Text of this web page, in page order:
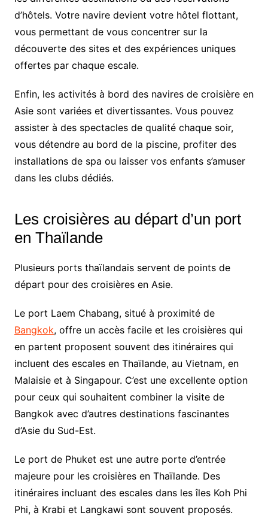
d’hôtels. Votre navire devient votre hôtel flottant,
vous permettant de vous concentrer sur la
découverte des sites et des expériences uniques
offertes par chaque escale.
Enfin, les activités à bord des navires de croisière en
Asie sont variées et divertissantes. Vous pouvez
assister à des spectacles de qualité chaque soir,
vous détendre au bord de la piscine, profiter des
installations de spa ou laisser vos enfants s’amuser
dans les clubs dédiés.
Les croisières au départ d’un port
en Thaïlande
Plusieurs ports thaïlandais servent de points de
départ pour des croisières en Asie.
Le port Laem Chabang, situé à proximité de
Bangkok, offre un accès facile et les croisières qui
en partent proposent souvent des itinéraires qui
incluent des escales en Thaïlande, au Vietnam, en
Malaisie et à Singapour. C’est une excellente option
pour ceux qui souhaitent combiner la visite de
Bangkok avec d’autres destinations fascinantes
d’Asie du Sud-Est.
Le port de Phuket est une autre porte d’entrée
majeure pour les croisières en Thaïlande. Des
itinéraires incluant des escales dans les îles Koh Phi
Phi, à Krabi et Langkawi sont souvent proposés.